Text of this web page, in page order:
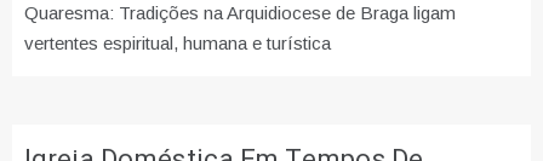
Quaresma: Tradições na Arquidiocese de Braga ligam
vertentes espiritual, humana e turística